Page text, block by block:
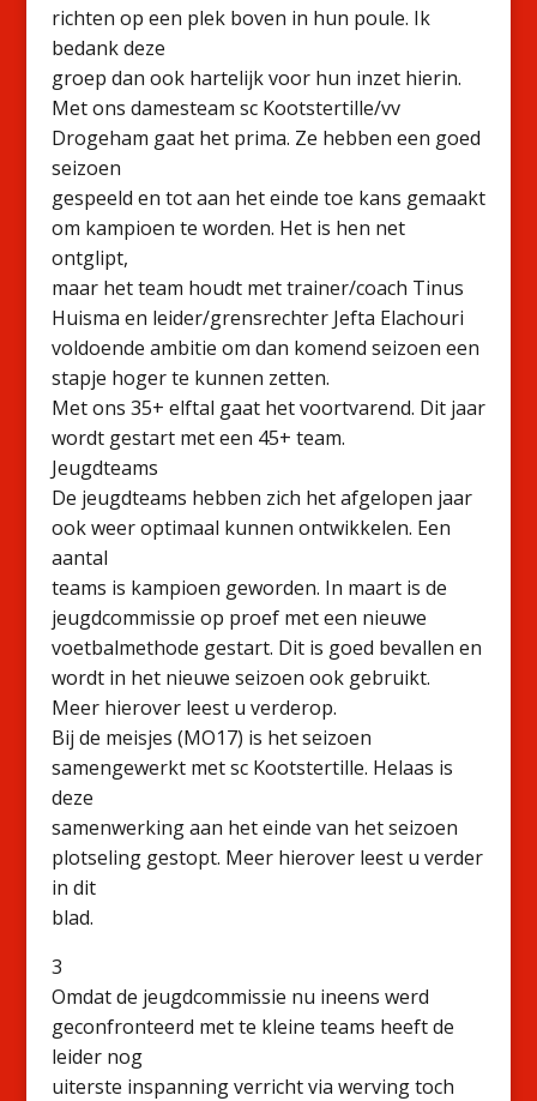
richten op een plek boven in hun poule. Ik
bedank deze
groep dan ook hartelijk voor hun inzet hierin.
Met ons damesteam sc Kootstertille/vv
Drogeham gaat het prima. Ze hebben een goed
seizoen
gespeeld en tot aan het einde toe kans gemaakt
om kampioen te worden. Het is hen net
ontglipt,
maar het team houdt met trainer/coach Tinus
Huisma en leider/grensrechter Jefta Elachouri
voldoende ambitie om dan komend seizoen een
stapje hoger te kunnen zetten.
Met ons 35+ elftal gaat het voortvarend. Dit jaar
wordt gestart met een 45+ team.
Jeugdteams
De jeugdteams hebben zich het afgelopen jaar
ook weer optimaal kunnen ontwikkelen. Een
aantal
teams is kampioen geworden. In maart is de
jeugdcommissie op proef met een nieuwe
voetbalmethode gestart. Dit is goed bevallen en
wordt in het nieuwe seizoen ook gebruikt.
Meer hierover leest u verderop.
Bij de meisjes (MO17) is het seizoen
samengewerkt met sc Kootstertille. Helaas is
deze
samenwerking aan het einde van het seizoen
plotseling gestopt. Meer hierover leest u verder
in dit
blad.
3
Omdat de jeugdcommissie nu ineens werd
geconfronteerd met te kleine teams heeft de
leider nog
uiterste inspanning verricht via werving toch